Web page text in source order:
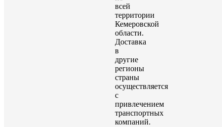
всей
территории
Кемеровской
области.
Доставка
в
другие
регионы
страны
осуществляется
с
привлечением
транспортных
компаний.